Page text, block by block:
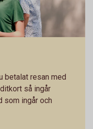
betalat resan med
så ingår
som ingår och